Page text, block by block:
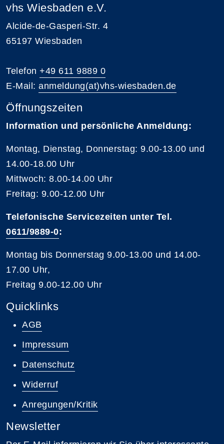
vhs Wiesbaden e.V.
Alcide-de-Gasperi-Str. 4
65197 Wiesbaden
Telefon +49 611 9889 0
E-Mail: anmeldung(at)vhs-wiesbaden.de
Öffnungszeiten
Information und persönliche Anmeldung:
Montag, Dienstag, Donnerstag: 9.00-13.00 und
14.00-18.00 Uhr
Mittwoch: 8.00-14.00 Uhr
Freitag: 9.00-12.00 Uhr
Telefonische Servicezeiten unter Tel.
0611/9889-0:
Montag bis Donnerstag 9.00-13.00 und 14.00-
17.00 Uhr,
Freitag 9.00-12.00 Uhr
Quicklinks
AGB
Impressum
Datenschutz
Widerruf
Anregungen/Kritik
Newsletter